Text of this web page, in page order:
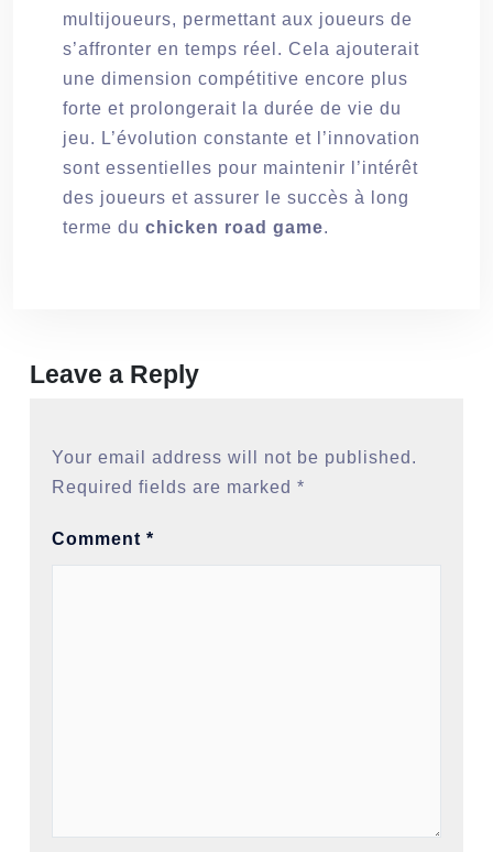
multijoueurs, permettant aux joueurs de
s’affronter en temps réel. Cela ajouterait
une dimension compétitive encore plus
forte et prolongerait la durée de vie du
jeu. L’évolution constante et l’innovation
sont essentielles pour maintenir l’intérêt
des joueurs et assurer le succès à long
terme du chicken road game.
Leave a Reply
Your email address will not be published.
Required fields are marked *
Comment *